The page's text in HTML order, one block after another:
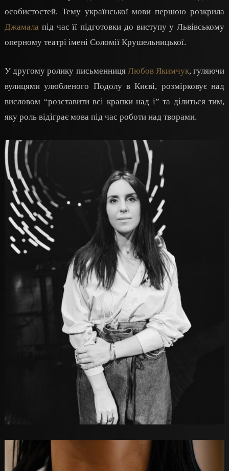
особистостей. Тему української мови першою розкрила
Джамала під час її підготовки до виступу у Львівському
оперному театрі імені Соломії Крушельницької.
У другому ролику письменницяЛюбов Якимчук, гуляючи
вулицями улюбленого Подолу в Києві, розмірковує над
висловом “розставити всі крапки над і” та ділиться тим,
яку роль відіграє мова під час роботи над творами.